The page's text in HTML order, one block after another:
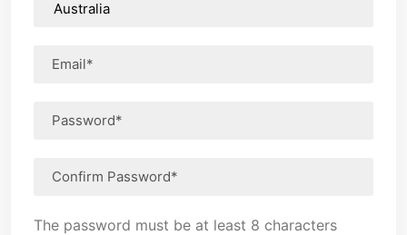
The password must be at least 8 characters